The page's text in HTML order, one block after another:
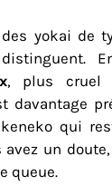
yokai de
, plus cruel
davantage
qui
un
queue.